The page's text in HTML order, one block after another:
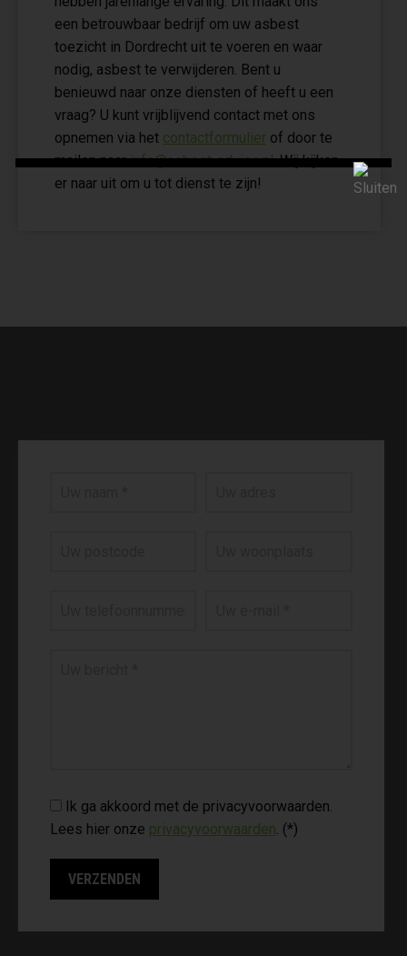
een betrouwbaar bedrijf om uw asbest
toezicht in Dordrecht uit te voeren en waar
nodig, asbest te verwijderen. Bent u
benieuwd naar onze diensten of heeft u een
vraag? U kunt vrijblijvend contact met ons
opnemen via het contactformulier of door te
mailen naarinfo@asbest-advies.nl. Wij kijken
er naar uit om u tot dienst te zijn!
Ik ga akkoord met de privacyvoorwaarden.
Lees hier onze privacyvoorwaarden. (*)